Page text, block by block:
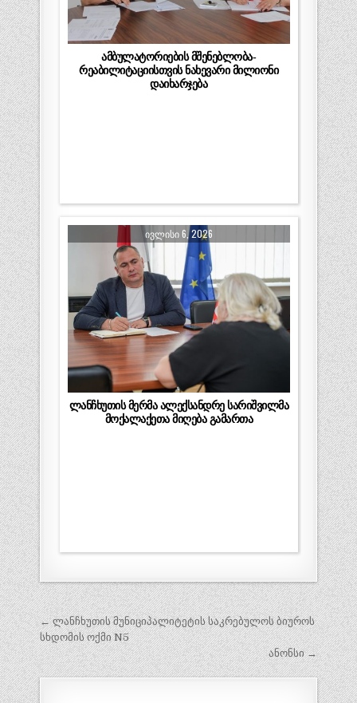
ამბულატორიების მშენებლობა-
რეაბილიტაციისთვის ნახევარი მილიონი
დაიხარჯება
ᲘᲕᲚᲘᲡᲘ 6, 2026
ლანჩხუთის მერმა ალექსანდრე სარიშვილმა
მოქალაქეთა მიღება გამართა
პოსტის
ნავიგაცია
← ლანჩხუთის მუნიციპალიტეტის საკრებულოს ბიუროს
სხდომის ოქმი N5
ანონსი →